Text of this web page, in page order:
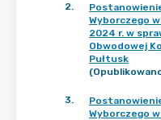
2.
Wyborczego
2024 r. w
Obwodowej
Pułtusk
3.
Wyborczego